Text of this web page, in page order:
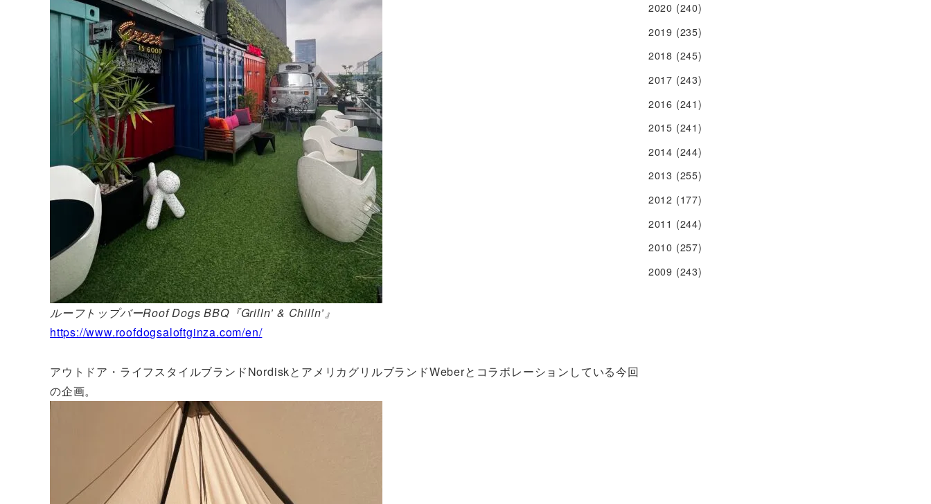
ルーフトップバーRoof Dogs BBQ『Grilln’ & Chilln’』
https://www.roofdogsaloftginza.com/en/
アウトドア・ライフスタイルブランドNordiskとアメリカグリルブランドWeberとコラボレーションしている今回
の企画。
2020 (240)
2019 (235)
2018 (245)
2017 (243)
2016 (241)
2015 (241)
2014 (244)
2013 (255)
2012 (177)
2011 (244)
2010 (257)
2009 (243)